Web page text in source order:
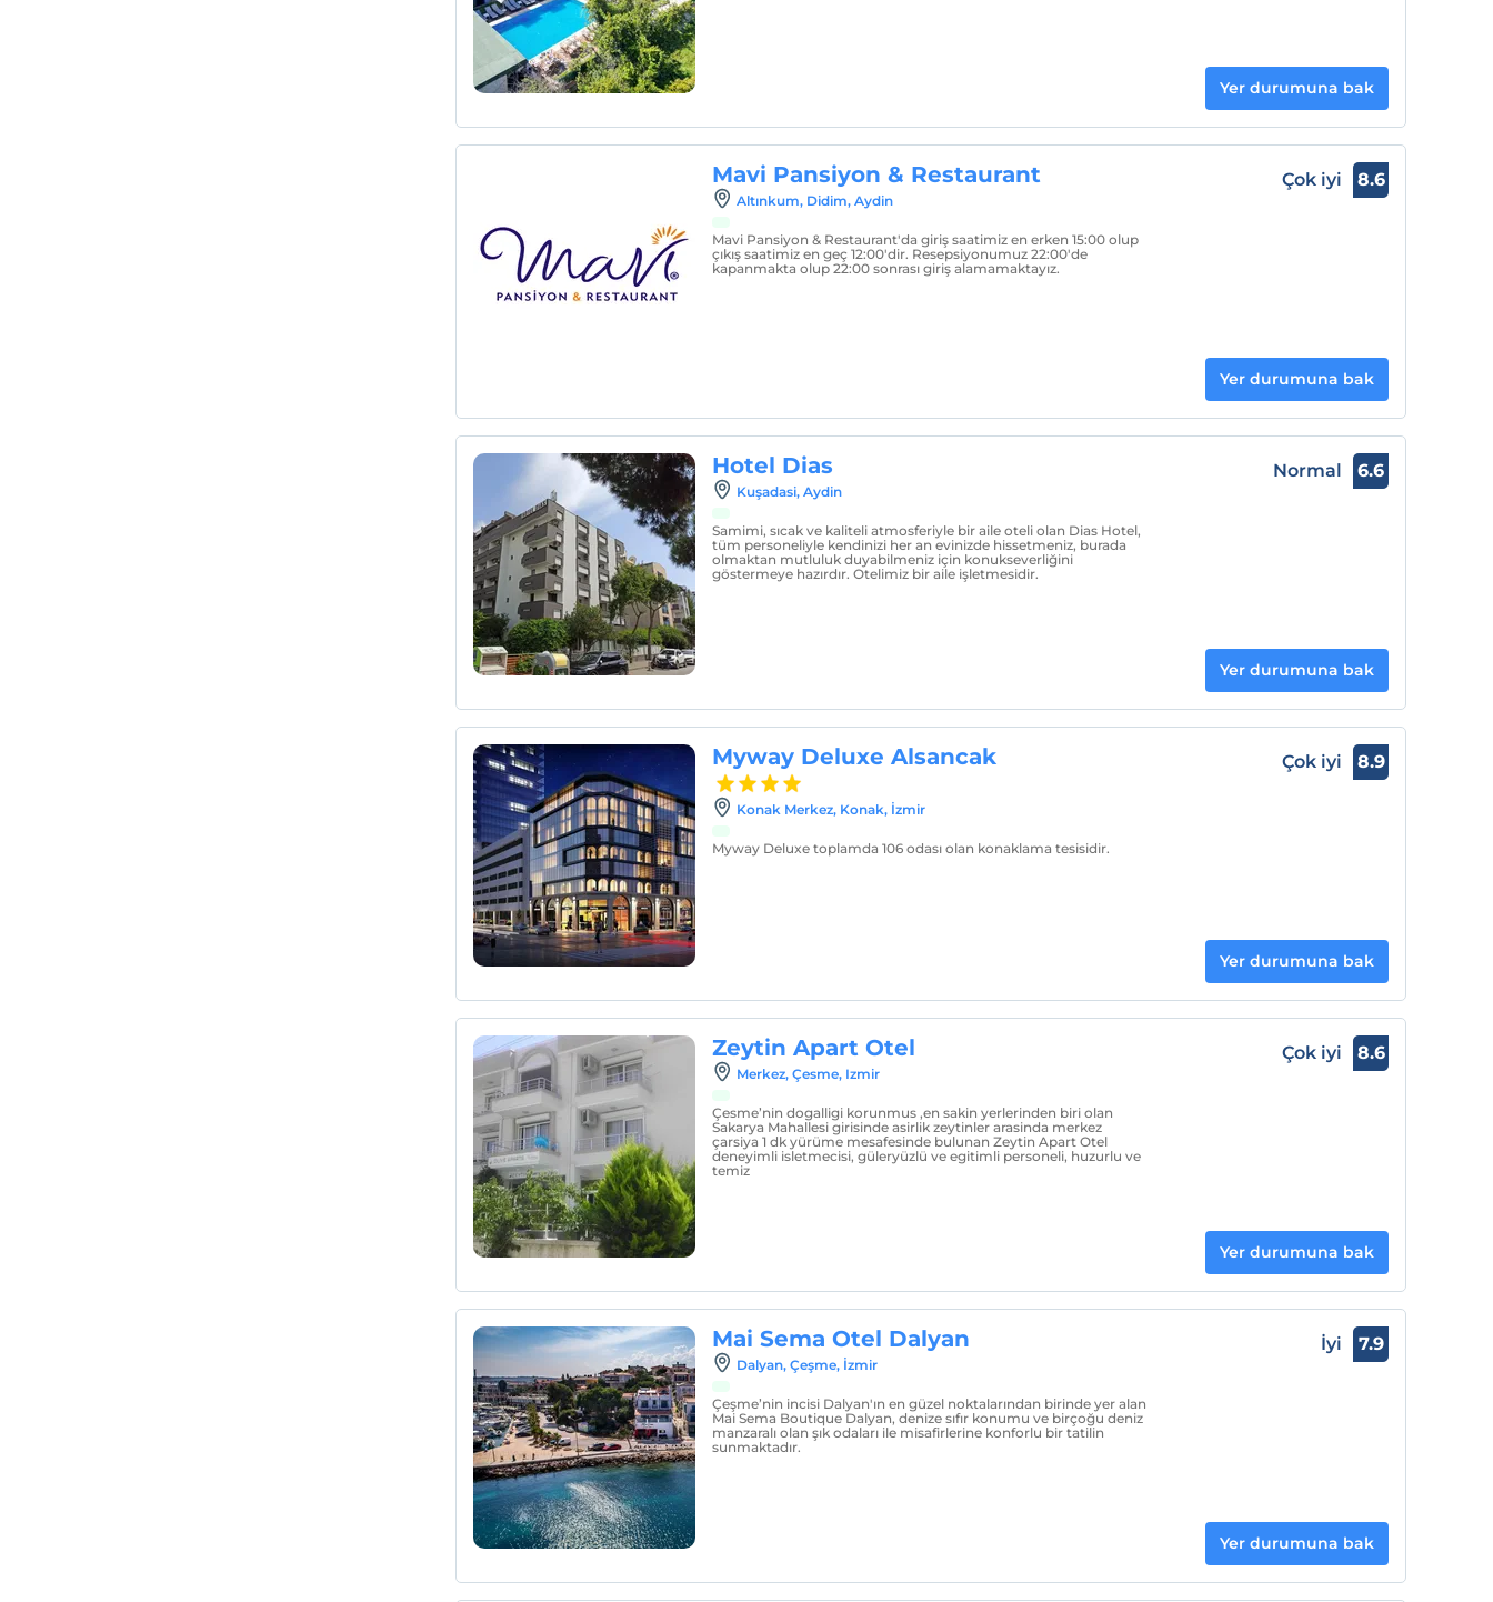
Yer durumuna bak
Mavi Pansiyon & Restaurant
Altınkum, Didim, Aydin
Mavi Pansiyon & Restaurant'da giriş saatimiz en erken 15:00 olup
çıkış saatimiz en geç 12:00'dir. Resepsiyonumuz 22:00'de
kapanmakta olup 22:00 sonrası giriş alamamaktayız.
Çok iyi 8.6
Yer durumuna bak
Hotel Dias
Kuşadasi, Aydin
Samimi, sıcak ve kaliteli atmosferiyle bir aile oteli olan Dias Hotel,
tüm personeliyle kendinizi her an evinizde hissetmeniz, burada
olmaktan mutluluk duyabilmeniz için konukseverliğini
göstermeye hazırdır. Otelimiz bir aile işletmesidir.
Normal 6.6
Yer durumuna bak
Myway Deluxe Alsancak
Konak Merkez, Konak, İzmir
Myway Deluxe toplamda 106 odası olan konaklama tesisidir.
Çok iyi 8.9
Yer durumuna bak
Zeytin Apart Otel
Merkez, Çesme, Izmir
Çesme’nin dogalligi korunmus ,en sakin yerlerinden biri olan
Sakarya Mahallesi girisinde asirlik zeytinler arasinda merkez
çarsiya 1 dk yürüme mesafesinde bulunan Zeytin Apart Otel
deneyimli isletmecisi, güleryüzlü ve egitimli personeli, huzurlu ve
temiz
Çok iyi 8.6
Yer durumuna bak
Mai Sema Otel Dalyan
Dalyan, Çeşme, İzmir
Çeşme’nin incisi Dalyan'ın en güzel noktalarından birinde yer alan
Mai Sema Boutique Dalyan, denize sıfır konumu ve birçoğu deniz
manzaralı olan şık odaları ile misafirlerine konforlu bir tatilin
sunmaktadır.
İyi 7.9
Yer durumuna bak